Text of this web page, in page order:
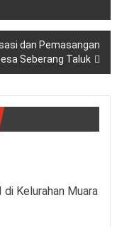
dan Pemasangan
Seberang Taluk
Kelurahan Muara